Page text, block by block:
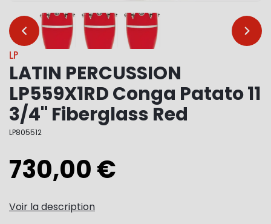
… …
LP
LATIN PERCUSSION
LP559X1RD Conga Patato 11
3/4" Fiberglass Red
LP805512
730,00 €
Voir la description